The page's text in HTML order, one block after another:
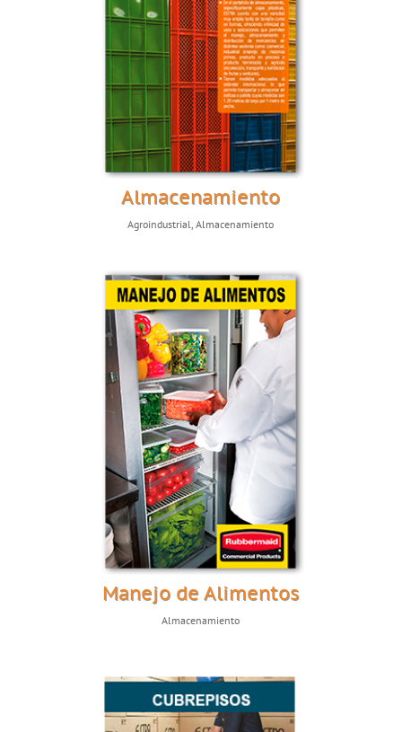
Almacenamiento
Agroindustrial ,Almacenamiento
Manejo de Alimentos
Almacenamiento